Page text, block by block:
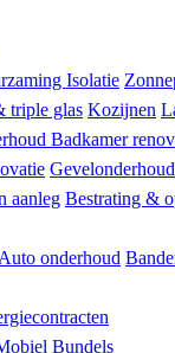
Isolatie
triple glas Kozijnen
Badkamer
Gevelonderhoud
aanleg Bestrating &
Auto onderhoud
Bundels